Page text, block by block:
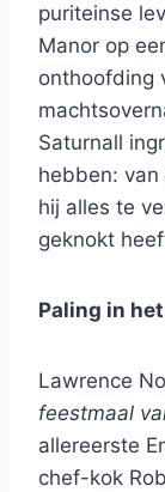
puriteinse
Manor op
onthoofding
Saturnall
hebben:
hij alles te
geknokt
Paling in
Lawrence
feestmaal
allereerste
chef-kok